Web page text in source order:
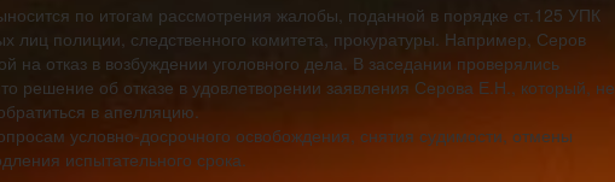
по итогам рассмотрения жалобы, поданной в порядке ст.125 УПК
лиц полиции, следственного комитета, прокуратуры. Например, Серов
на отказ в возбуждении уголовного дела. В заседании проверялись
решение об отказе в удовлетворении заявления Серова Е.Н., который, не
в апелляцию.
условно-досрочного освобождения, снятия судимости, отмены
испытательного срока.